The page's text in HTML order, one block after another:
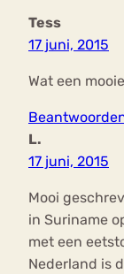
Tess
17 juni, 2015
Wat een
L.
17 juni, 2015
Mooi
in Suriname
met een
Nederland is